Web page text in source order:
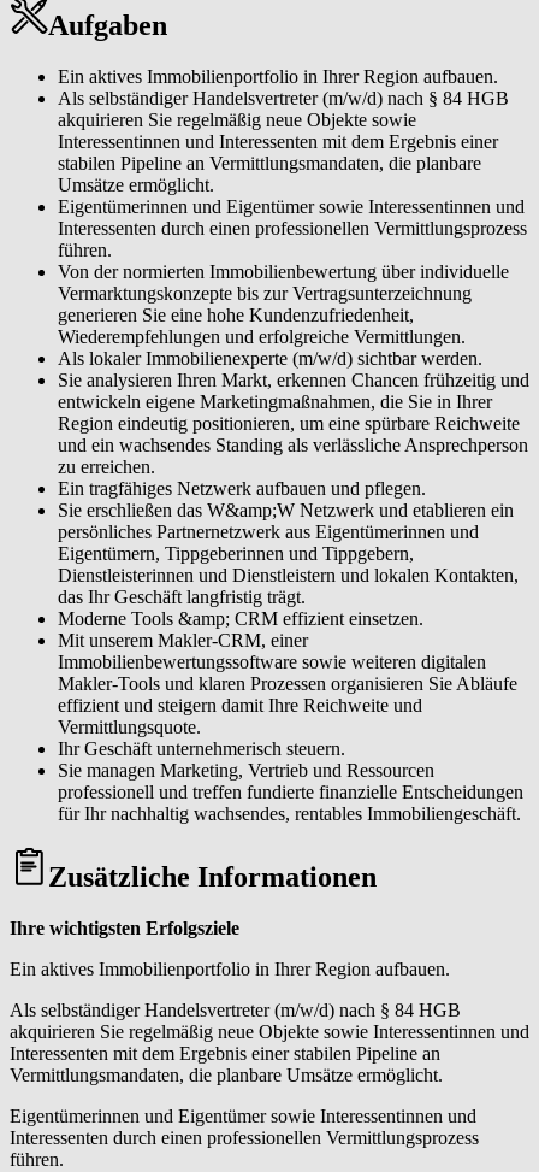
Aufgaben
Ein aktives Immobilienportfolio in Ihrer Region aufbauen.
Als selbständiger Handelsvertreter (m/w/d) nach § 84 HGB
akquirieren Sie regelmäßig neue Objekte sowie
Interessentinnen und Interessenten mit dem Ergebnis einer
stabilen Pipeline an Vermittlungsmandaten, die planbare
Umsätze ermöglicht.
Eigentümerinnen und Eigentümer sowie Interessentinnen und
Interessenten durch einen professionellen Vermittlungsprozess
führen.
Von der normierten Immobilienbewertung über individuelle
Vermarktungskonzepte bis zur Vertragsunterzeichnung
generieren Sie eine hohe Kundenzufriedenheit,
Wiederempfehlungen und erfolgreiche Vermittlungen.
Als lokaler Immobilienexperte (m/w/d) sichtbar werden.
Sie analysieren Ihren Markt, erkennen Chancen frühzeitig und
entwickeln eigene Marketingmaßnahmen, die Sie in Ihrer
Region eindeutig positionieren, um eine spürbare Reichweite
und ein wachsendes Standing als verlässliche Ansprechperson
zu erreichen.
Ein tragfähiges Netzwerk aufbauen und pflegen.
Sie erschließen das W&amp;W Netzwerk und etablieren ein
persönliches Partnernetzwerk aus Eigentümerinnen und
Eigentümern, Tippgeberinnen und Tippgebern,
Dienstleisterinnen und Dienstleistern und lokalen Kontakten,
das Ihr Geschäft langfristig trägt.
Moderne Tools &amp; CRM effizient einsetzen.
Mit unserem Makler-CRM, einer
Immobilienbewertungssoftware sowie weiteren digitalen
Makler-Tools und klaren Prozessen organisieren Sie Abläufe
effizient und steigern damit Ihre Reichweite und
Vermittlungsquote.
Ihr Geschäft unternehmerisch steuern.
Sie managen Marketing, Vertrieb und Ressourcen
professionell und treffen fundierte finanzielle Entscheidungen
für Ihr nachhaltig wachsendes, rentables Immobiliengeschäft.
Zusätzliche Informationen
Ihre wichtigsten Erfolgsziele
Ein aktives Immobilienportfolio in Ihrer Region aufbauen.
Als selbständiger Handelsvertreter (m/w/d) nach § 84 HGB
akquirieren Sie regelmäßig neue Objekte sowie Interessentinnen und
Interessenten mit dem Ergebnis einer stabilen Pipeline an
Vermittlungsmandaten, die planbare Umsätze ermöglicht.
Eigentümerinnen und Eigentümer sowie Interessentinnen und
Interessenten durch einen professionellen Vermittlungsprozess
führen.